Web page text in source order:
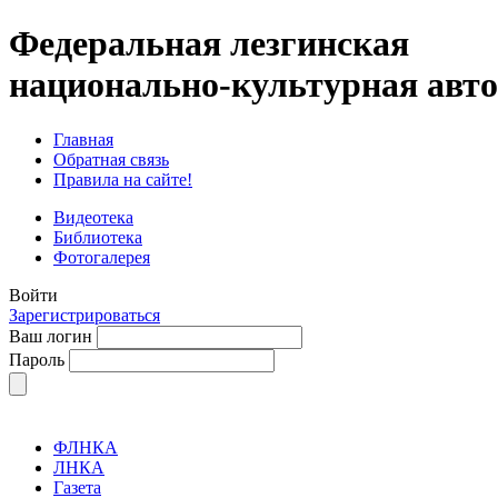
Федеральная лезгинская
национально-культурная
Главная
Обратная связь
Правила на сайте!
Видеотека
Библиотека
Фотогалерея
Войти
Зарегистрироваться
Ваш логин
Пароль
ФЛНКА
ЛНКА
Газета